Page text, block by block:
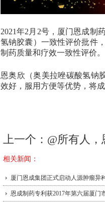
2021年2月2号，厦门恩成制
氢钠胶囊）一致性评价批件
制药质量和疗效一致性评价。
恩奥欣（奥美拉唑碳酸氢钠
效好，服用方便等优势，将
上一个： @所有人
相关新闻：
厦门恩成集团正式启动人源肿瘤异
恩成制药专利获2017年第六届厦门